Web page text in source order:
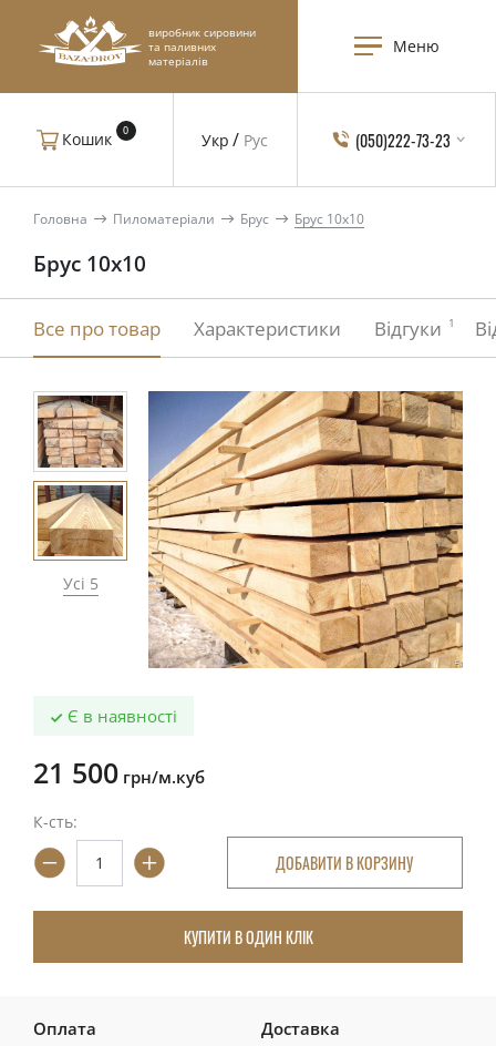
виробник сировини
та паливних
матеріалів
Меню
Укр Рус
Кошик 0 (050)222-73-23
Головна Пиломатеріали Брус Брус 10х10
Брус 10х10
Все про товар Характеристики Відгуки 1
Усі 5
Є в наявності
21 500 грн/м.куб
К-сть:
ДОБАВИТИ В КОРЗИНУ
КУПИТИ В ОДИН КЛІК
Оплата Доставка